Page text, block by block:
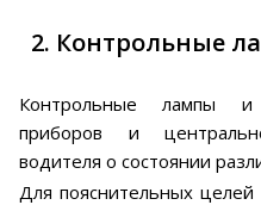
2. Контрольные
Контрольные лампы и
приборов и
водителя о состоянии
Для пояснительных